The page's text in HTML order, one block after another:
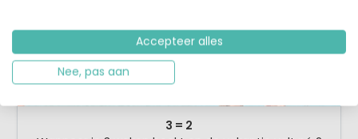
3 = 2
Accepteer alles
Nee, pas aan